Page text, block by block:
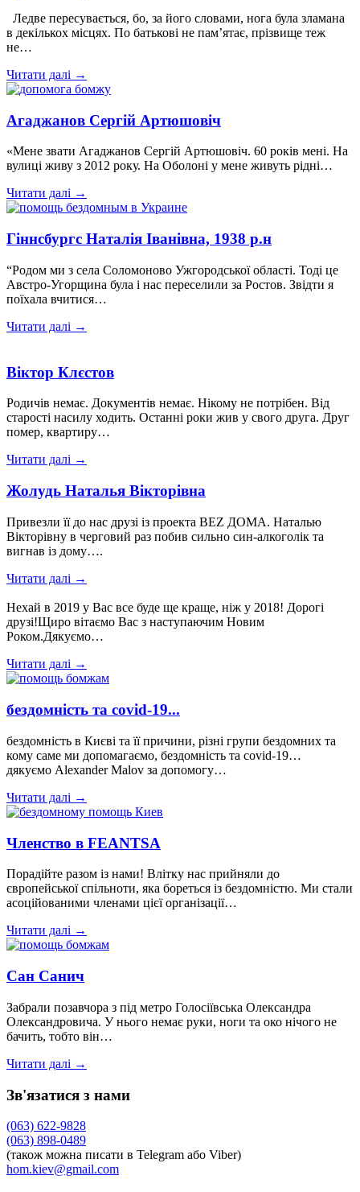
Ледве пересувається, бо, за його словами, нога була зламана
в декількох місцях. По батькові не пам’ятає, прізвище теж
не…
Читати далі →
Агаджанов Сергій Артюшовіч
«Мене звати Агаджанов Сергій Артюшовіч. 60 років мені. На
вулиці живу з 2012 року. На Оболоні у мене живуть рідні…
Читати далі →
Гіннсбургс Наталія Іванівна, 1938 р.н
“Родом ми з села Соломоново Ужгородської області. Тоді це
Австро-Угорщина була і нас переселили за Ростов. Звідти я
поїхала вчитися…
Читати далі →
Віктор Клєстов
Родичів немає. Документів немає. Нікому не потрібен. Від
старості насилу ходить. Останні роки жив у свого друга. Друг
помер, квартиру…
Читати далі →
Жолудь Наталья Вікторівна
Привезли її до нас друзі із проекта BEZ ДОМА. Наталью
Вікторівну в черговий раз побив сильно син-алкоголік та
вигнав із дому….
Читати далі →
Нехай в 2019 у Вас все буде ще краще, ніж у 2018! Дорогі
друзі!Щиро вітаємо Вас з наступаючим Новим
Роком.Дякуємо…
Читати далі →
бездомність та covid-19...
бездомність в Києві та її причини, різні групи бездомних та
кому саме ми допомагаємо, бездомність та covid-19…
дякуємо Alexander Malov за допомогу…
Читати далі →
Членство в FEANTSA
Порадійте разом із нами! Влітку нас прийняли до
європейської спільноти, яка бореться із бездомністю. Ми стали
асоційованими членами цієї організації…
Читати далі →
Сан Санич
Забрали позавчора з під метро Голосіївська Олександра
Олександровича. У нього немає руки, ноги та око нічого не
бачить, тобто він…
Читати далі →
Зв'язатися з нами
(063) 622-9828
(063) 898-0489
(також можна писати в Telegram або Viber)
hom.kiev@gmail.com